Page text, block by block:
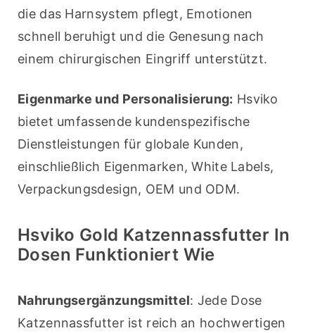
die das Harnsystem pflegt, Emotionen
schnell beruhigt und die Genesung nach
einem chirurgischen Eingriff unterstützt.
Eigenmarke und Personalisierung: Hsviko
bietet umfassende kundenspezifische
Dienstleistungen für globale Kunden,
einschließlich Eigenmarken, White Labels,
Verpackungsdesign, OEM und ODM.
Hsviko Gold Katzennassfutter In
Dosen Funktioniert Wie
Nahrungsergänzungsmittel: Jede Dose
Katzennassfutter ist reich an hochwertigen